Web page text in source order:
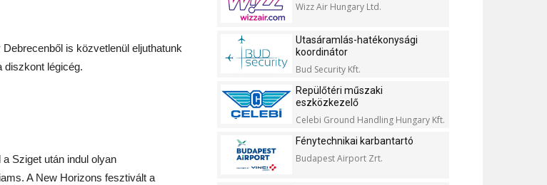
is közvetlenül eljuthatunk
diszkont légicég.
Sziget után indul olyan
A New Horizons fesztivált a
Wizz Air Hungary Ltd.
Utasáramlás-hatékonysági
koordinátor
Bud Security Kft.
Repülőtéri műszaki
eszközkezelő
Celebi Ground Handling Hungary Kft.
Fénytechnikai karbantartó
Budapest Airport Zrt.